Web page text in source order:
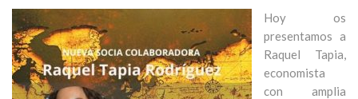
Hoy os
presentamos a
Raquel Tapia,
economista
con amplia